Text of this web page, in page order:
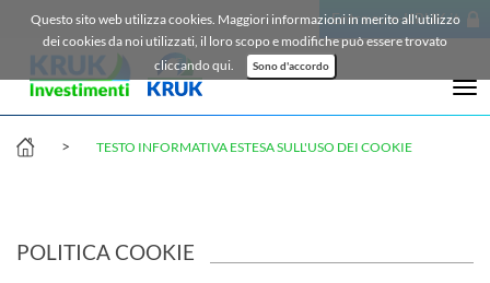
Entra su e-KRUK.it
>
TESTO INFORMATIVA ESTESA SULL'USO DEI COOKIE
POLITICA COOKIE
Questo sito web utilizza cookies. Maggiori informazioni in merito all'utilizzo
dei cookies da noi utilizzati, il loro scopo e modifiche può essere trovato
cliccando qui. Sono d'accordo